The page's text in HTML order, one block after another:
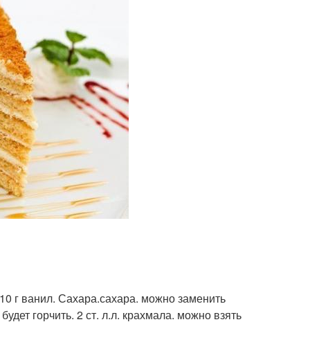
г ванил. Сахара.сахара. можно заменить
горчить. 2 ст. л.л. крахмала. можно взять